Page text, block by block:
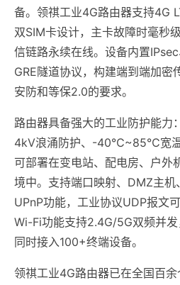
备。领祺工业4G路由器支持4G
双SIM卡设计，主卡故障时毫秒
信链路永续在线。设备内置
GRE隧道协议，构建端到端加密
安防和等保2.0的要求。
路由器具备强大的工业防护能力
4kV浪涌防护、-40℃~85℃宽温
可部署在变电站、配电房、户外
境中。支持端口映射、DMZ主机
UPnP功能，工业协议UDP报文
Wi-Fi功能支持2.4G/5G双频并
同时接入100+终端设备。
领祺工业4G路由器已在全国百